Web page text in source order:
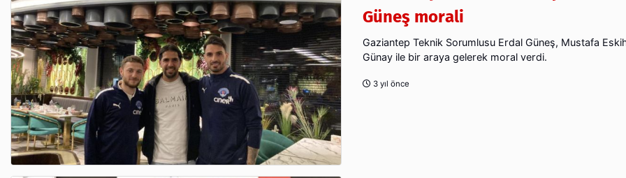
Güneş morali
Gaziantep Teknik Sorumlusu Erdal Güneş, Mustafa
Günay ile bir araya gelerek moral verdi.
3 yıl önce